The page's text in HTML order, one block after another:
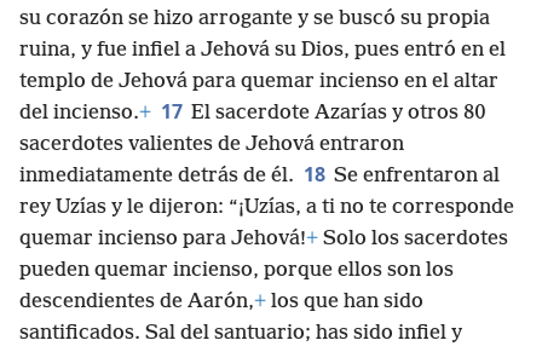
su corazón se hizo arrogante y se buscó su propia
ruina, y fue infiel a Jehová su Dios, pues entró en el
templo de Jehová para quemar incienso en el altar
del incienso.+ 17 El sacerdote Azarías y otros 80
sacerdotes valientes de Jehová entraron
inmediatamente detrás de él. 18 Se enfrentaron al
rey Uzías y le dijeron: “¡Uzías, a ti no te corresponde
quemar incienso para Jehová!+ Solo los sacerdotes
pueden quemar incienso, porque ellos son los
descendientes de Aarón,+ los que han sido
santificados. Sal del santuario; has sido infiel y